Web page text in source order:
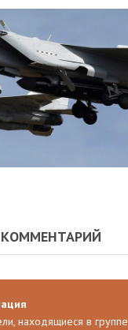
находящиеся в группе